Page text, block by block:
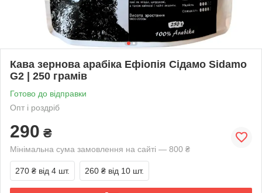
Кава зернова арабіка Ефіопія Сідамо Sidamo
G2 | 250 грамів
Готово до відправки
Опт і роздріб
290 ₴
Мінімальна сума замовлення на сайті — 800 ₴
270 ₴ від 4 шт. 260 ₴ від 10 шт.